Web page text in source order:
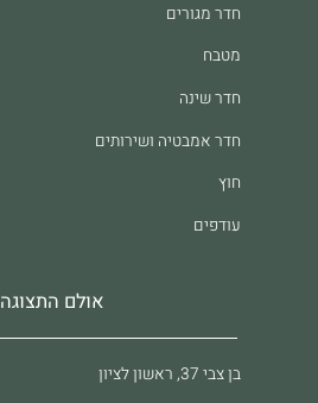
חדר מגורים
מטבח
חדר שינה
חדר אמבטיה ושירותים
חוץ
עודפים
אולם התצוגה
בן צבי 37, ראשון לציון